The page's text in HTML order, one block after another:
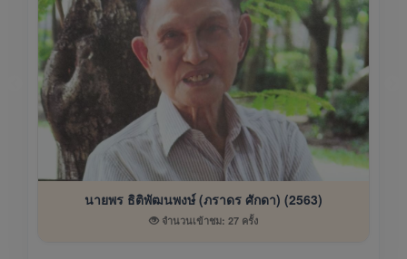
นายพร ธิติพัฒนพงษ์ (ภราดร ศักดา) (2563)
จำนวนเข้าชม: 27 ครั้ง